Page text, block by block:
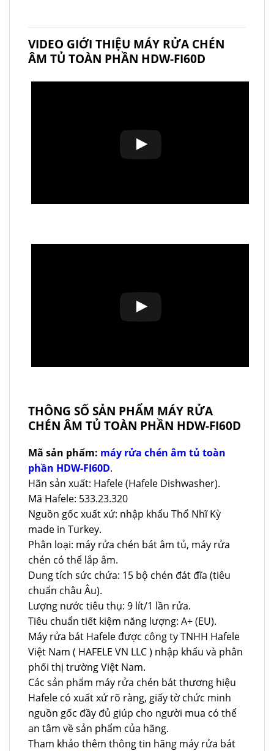
VIDEO GIỚI THIỆU MÁY RỬA CHÉN
ÂM TỦ TOÀN PHẦN HDW-FI60D
THÔNG SỐ SẢN PHẨM MÁY RỬA
CHÉN ÂM TỦ TOÀN PHẦN HDW-FI60D
Mã sản phẩm: máy rửa chén âm tủ toàn
phần HDW-FI60D.
Hãn sản xuất: Hafele (Hafele Dishwasher).
Mã Hafele: 533.23.320
Nguồn gốc xuất xứ: nhập khẩu Thổ Nhĩ Kỳ
made in Turkey.
Phân loại: máy rửa chén bát âm tủ, máy rửa
chén có thể lắp âm.
Dung tích sức chứa: 15 bộ chén đát đĩa (tiêu
chuẩn châu Âu).
Lượng nước tiêu thụ: 9 lít/1 lần rửa.
Tiêu chuẩn tiết kiệm năng lượng: A+ (EU).
Máy rửa bát Hafele được công ty TNHH Hafele
Việt Nam ( HAFELE VN LLC ) nhập khẩu và phân
phối thị trường Việt Nam.
Các sản phẩm máy rửa chén bát thương hiệu
Hafele có xuất xứ rõ ràng, giấy tờ chức minh
nguồn gốc đầy đủ giúp cho người mua có thể
an tâm về sản phẩm của hãng.
Tham khảo thêm thông tin hãng máy rửa bát